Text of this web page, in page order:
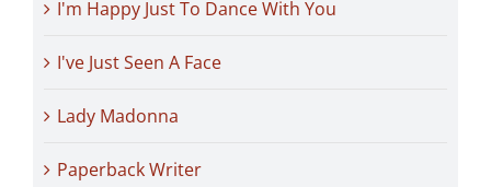
I'm Happy Just To Dance With You
I've Just Seen A Face
Lady Madonna
Paperback Writer